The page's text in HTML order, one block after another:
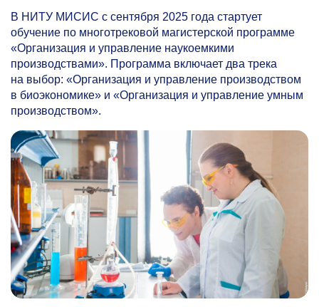
В НИТУ МИСИС с сентября 2025 года стартует
обучение по многотрековой магистерской программе
«Организация и управление наукоемкими
производствами». Программа включает два трека
на выбор: «Организация и управление производством
в биоэкономике» и «Организация и управление умным
производством».